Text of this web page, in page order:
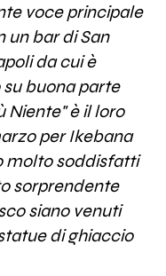
voce principale
un bar di San
da cui è
buona parte
Niente" è il loro
per Ikebana
molto soddisfatti
sorprendente
siano venuti
di ghiaccio